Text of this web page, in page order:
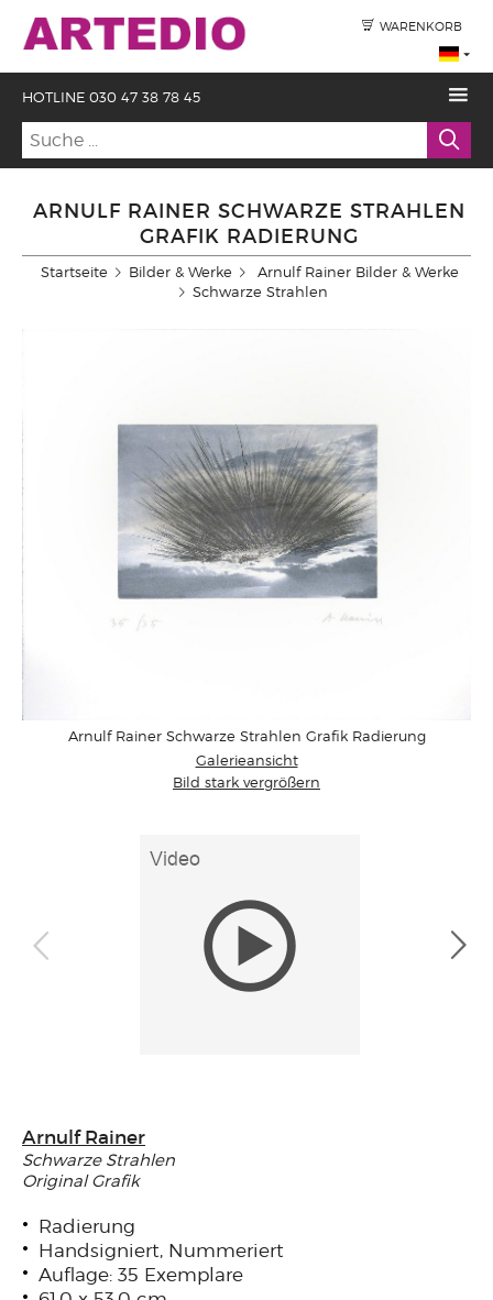
WARENKORB
HOTLINE 030 47 38 78 45
ARNULF RAINER SCHWARZE STRAHLEN
GRAFIK RADIERUNG
Startseite Bilder & Werke
Arnulf Rainer Bilder & Werke
Schwarze Strahlen
Arnulf Rainer Schwarze Strahlen Grafik Radierung
Galerieansicht
Bild stark vergrößern
Arnulf Rainer
Schwarze Strahlen
Original Grafik
Radierung
Handsigniert, Nummeriert
Auflage: 35 Exemplare